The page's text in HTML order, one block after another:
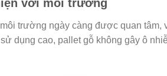
với môi trường
trường ngày càng được quan tâm,
dụng cao, pallet gỗ không gây ô